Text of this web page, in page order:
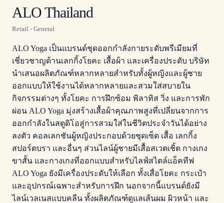
ALO Thailand
Retail - General
ALO Yoga เป็นแบรนด์ชุดออกกำลังกายระดับพรีเมียมที่
เชี่ยวชาญด้านเลกกิ้งโยคะ เสื้อผ้า และเครื่องประดับ บริษัท
นำเสนอผลิตภัณฑ์หลากหลายสำหรับทั้งผู้หญิงและผู้ชาย
ออกแบบให้ใช้งานได้หลากหลายและสวมใส่สบายใน
กิจกรรมต่างๆ ทั้งโยคะ การฝึกซ้อม พิลาทิส วิ่ง และการพัก
ผ่อน ALO Yoga มุ่งสร้างเสื้อผ้าคุณภาพสูงที่เปลี่ยนจากการ
ออกกำลังในสตูดิโอสู่การสวมใส่ในชีวิตประจำวันได้อย่าง
ลงตัว คอลเลกชันผู้หญิงประกอบด้วยชุดเซ็ต เสื้อ เลกกิ้ง
สปอร์ตบรา และอื่นๆ ส่วนไลน์ผู้ชายมีเสื้อสเวตเชิ้ต กางเกง
ขาสั้น และกางเกงที่ออกแบบสำหรับไลฟ์สไตล์แอ็คทีฟ
ALO Yoga ยังมีเครื่องประดับให้เลือก ทั้งเสื่อโยคะ กระเป๋า
และอุปกรณ์เฉพาะสำหรับการฝึก นอกจากนี้แบรนด์ยังมี
ไลน์เวลเนสแบบคลีน ทั้งผลิตภัณฑ์ดูแลเส้นผม ผิวหน้า และ